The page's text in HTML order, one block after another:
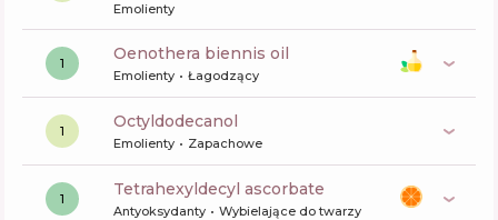
Emolienty
1 oenothera biennis oil
Emolienty Łagodzący
1 octyldodecanol
Emolienty Zapachowe
1 tetrahexyldecyl ascorbate
Antyoksydanty Wybielające do twarzy